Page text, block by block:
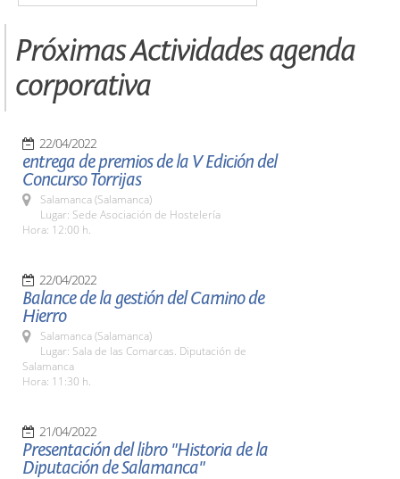
Próximas Actividades agenda
corporativa
22/04/2022
entrega de premios de la V Edición del
Concurso Torrijas
Salamanca (Salamanca)
Lugar: Sede Asociación de Hostelería
Hora: 12:00 h.
22/04/2022
Balance de la gestión del Camino de
Hierro
Salamanca (Salamanca)
Lugar: Sala de las Comarcas. Diputación de
Salamanca
Hora: 11:30 h.
21/04/2022
Presentación del libro "Historia de la
Diputación de Salamanca"